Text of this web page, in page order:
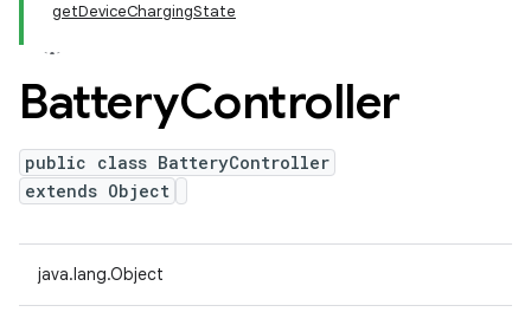
getDeviceChargingState
BatteryController
public class BatteryController
extends Object
java.lang.Object